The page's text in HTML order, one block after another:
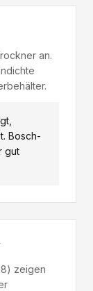
an.
Bosch-
gut
zeigen